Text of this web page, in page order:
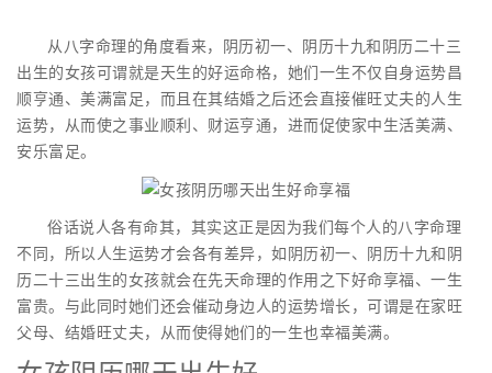
从八字命理的角度看来，阴历初一、阴历十九和阴历二十三
出生的女孩可谓就是天生的好运命格，她们一生不仅自身运势昌
顺亨通、美满富足，而且在其结婚之后还会直接催旺丈夫的人生
运势，从而使之事业顺利、财运亨通，进而促使家中生活美满、
安乐富足。
俗话说人各有命其，其实这正是因为我们每个人的八字命理
不同，所以人生运势才会各有差异，如阴历初一、阴历十九和阴
历二十三出生的女孩就会在先天命理的作用之下好命享福、一生
富贵。与此同时她们还会催动身边人的运势增长，可谓是在家旺
父母、结婚旺丈夫，从而使得她们的一生也幸福美满。